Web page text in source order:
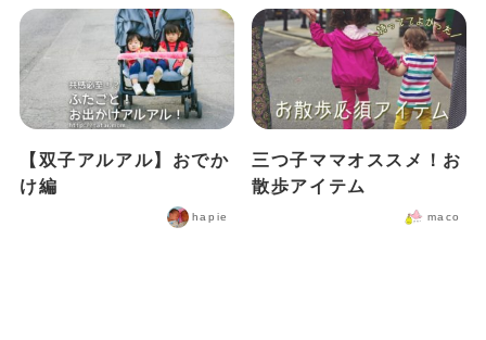
【双子アルアル】おでか
け編
hapie
三つ子ママオススメ！お
散歩アイテム
maco